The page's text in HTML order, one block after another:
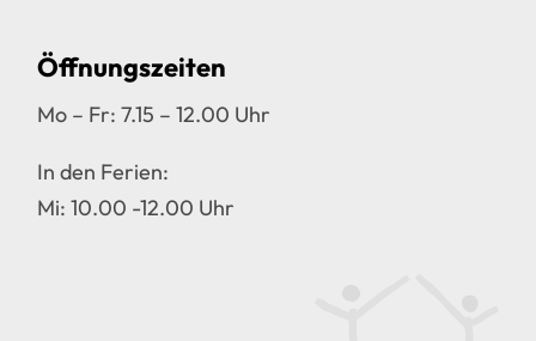
Öffnungszeiten
Mo – Fr: 7.15 – 12.00 Uhr
In den Ferien:
Mi: 10.00 -12.00 Uhr